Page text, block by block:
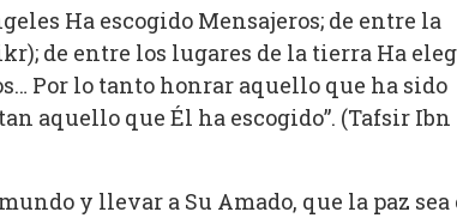
Ha escogido Mensajeros; de entre la
de entre los lugares de la tierra Ha
Por lo tanto honrar aquello que ha sido
aquello que Él ha escogido”. (Tafsir Ibn
y llevar a Su Amado, que la paz sea